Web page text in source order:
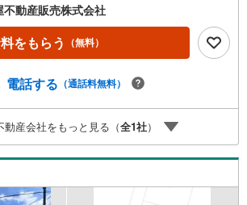
動産販売株式会社
をもらう （無料）
電話する （通話料無料）
動産会社をもっと見る（全1社）